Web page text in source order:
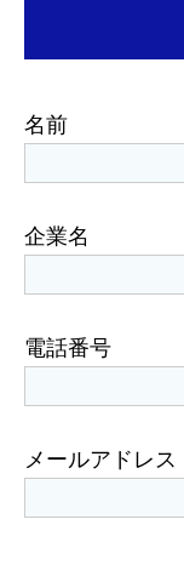
名前
企業名
電話番号
メールアドレス